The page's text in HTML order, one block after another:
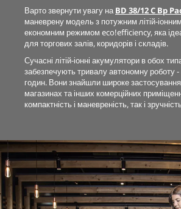
Варто звернути увагу наBD 38/12 C Bp
маневрену модель з потужним літій-
економним режимом eco!efficiency, яка
для торгових залів, коридорів і складів.
Сучасні літій-іонні акумулятори в обох
забезпечують тривалу автономну роботу
годин. Вони знайшли широке
магазинах та інших комерційних
компактність і маневреність, так і